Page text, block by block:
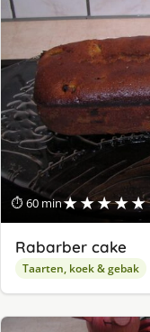
⏱ 60 min★★★★★
Rabarber cake
Taarten, koek & gebak